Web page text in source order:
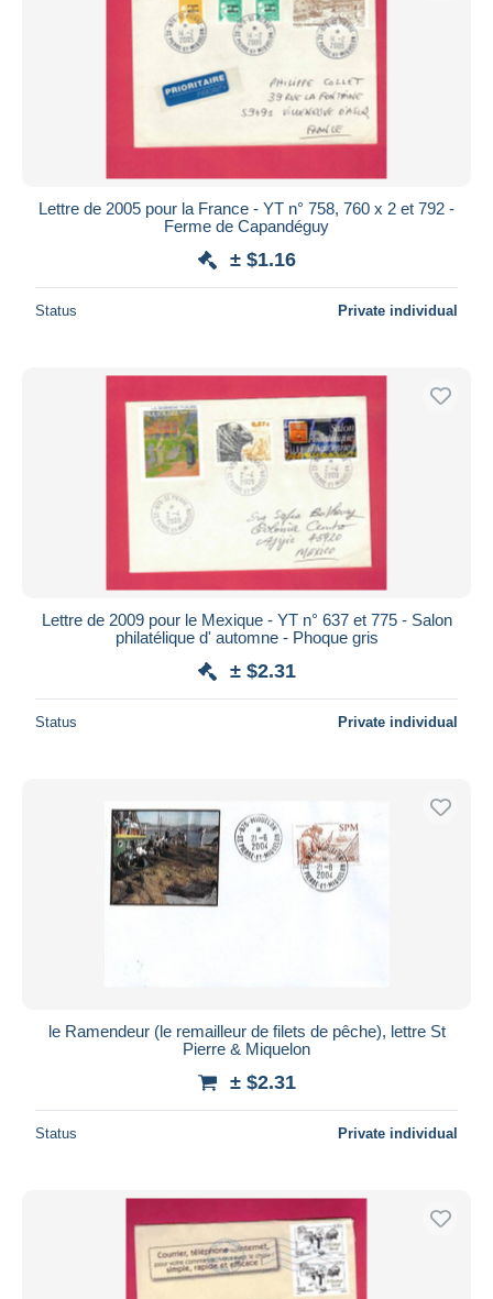
Lettre de 2005 pour la France - YT n° 758, 760 x 2 et 792 -
Ferme de Capandéguy
± $1.16
Status Private individual
Lettre de 2009 pour le Mexique - YT n° 637 et 775 - Salon
philatélique d' automne - Phoque gris
± $2.31
Status Private individual
le Ramendeur (le remailleur de filets de pêche), lettre St
Pierre & Miquelon
± $2.31
Status Private individual